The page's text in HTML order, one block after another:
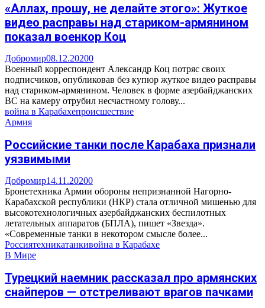
«Аллах, прошу, не делайте этого»: Жуткое
видео расправы над стариком-армянином
показал военкор Коц
Добромир08.12.20200
Военный корреспондент Александр Коц потряс своих
подписчиков, опубликовав без купюр жуткое видео расправы
над стариком-армянином. Человек в форме азербайджанских
ВС на камеру отрубил несчастному голову...
война в Карабахепроисшествие
Армия
Российские танки после Карабаха признали
уязвимыми
Добромир14.11.20200
Бронетехника Армии обороны непризнанной Нагорно-
Карабахской республики (НКР) стала отличной мишенью для
высокотехнологичных азербайджанских беспилотных
летательных аппаратов (БПЛА), пишет «Звезда».
«Современные танки в некотором смысле более...
Россиятехникатанкивойна в Карабахе
В Мире
Турецкий наемник рассказал про армянских
снайперов — отстреливают врагов пачками